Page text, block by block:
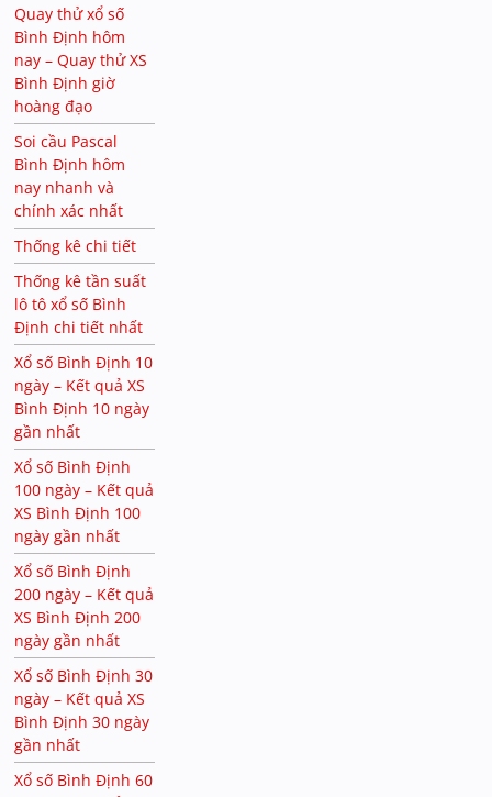
Quay thử xổ số
Bình Định hôm
nay – Quay thử XS
Bình Định giờ
hoàng đạo
Soi cầu Pascal
Bình Định hôm
nay nhanh và
chính xác nhất
Thống kê chi tiết
Thống kê tần suất
lô tô xổ số Bình
Định chi tiết nhất
Xổ số Bình Định 10
ngày – Kết quả XS
Bình Định 10 ngày
gần nhất
Xổ số Bình Định
100 ngày – Kết quả
XS Bình Định 100
ngày gần nhất
Xổ số Bình Định
200 ngày – Kết quả
XS Bình Định 200
ngày gần nhất
Xổ số Bình Định 30
ngày – Kết quả XS
Bình Định 30 ngày
gần nhất
Xổ số Bình Định 60